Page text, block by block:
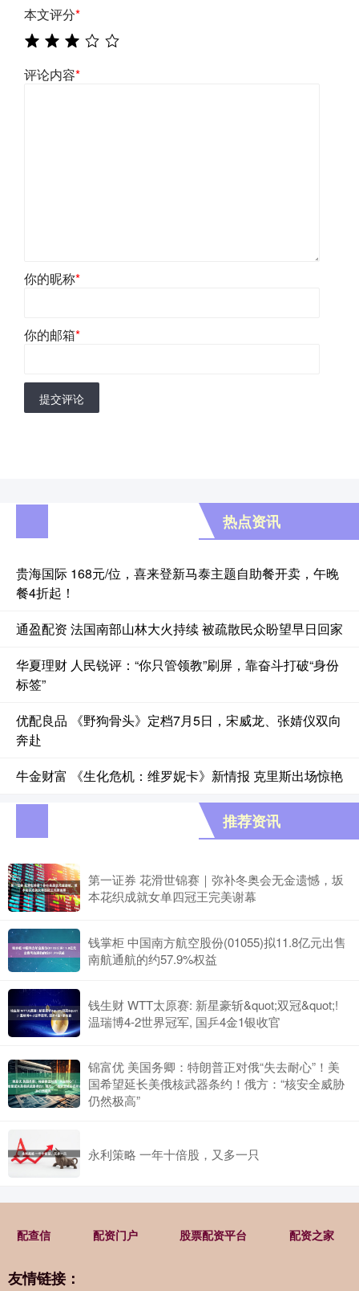
本文评分*
评论内容*
你的昵称*
你的邮箱*
提交评论
热点资讯
贵海国际 168元/位，喜来登新马泰主题自助餐开卖，午晚
餐4折起！
通盈配资 法国南部山林大火持续 被疏散民众盼望早日回家
华夏理财 人民锐评：“你只管领教”刷屏，靠奋斗打破“身份
标签”
优配良品 《野狗骨头》定档7月5日，宋威龙、张婧仪双向
奔赴
牛金财富 《生化危机：维罗妮卡》新情报 克里斯出场惊艳
推荐资讯
第一证券 花滑世锦赛｜弥补冬奥会无金遗憾，坂
本花织成就女单四冠王完美谢幕
钱掌柜 中国南方航空股份(01055)拟11.8亿元出售
南航通航的约57.9%权益
钱生财 WTT太原赛: 新星豪斩&quot;双冠&quot;!
温瑞博4-2世界冠军, 国乒4金1银收官
锦富优 美国务卿：特朗普正对俄“失去耐心”！美
国希望延长美俄核武器条约！俄方：“核安全威胁
仍然极高”
永利策略 一年十倍股，又多一只
配查信 配资门户 股票配资平台 配资之家
友情链接：